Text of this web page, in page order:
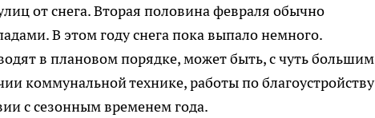
от снега. Вторая половина февраля обычно
В этом году снега пока выпало немного.
в плановом порядке, может быть, с чуть большим
коммунальной технике, работы по благоустройству
с сезонным временем года.